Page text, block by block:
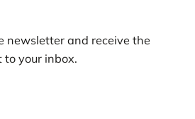
newsletter and receive the
your inbox.